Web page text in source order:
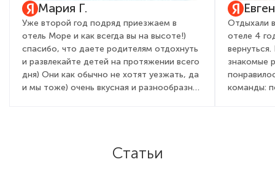
Мария Г.
Уже второй год подряд приезжаем в
отель Море и как всегда вы на высоте!)
спасибо, что даете родителям отдохнуть
и развлекайте детей на протяжении всего
дня) Они как обычно не хотят уезжать, да
и мы тоже) очень вкусная и разнообразная
процветания, развития, как всегда полной
Отдыхали
отеле 4
знакомые
команды:
Статьи